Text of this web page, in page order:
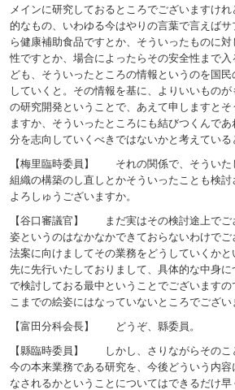
メインに研究しておるところでございますけ
的なもの、いわゆる今はやりの言葉で言えば
ら健康補助食品ですとか、そういったものに
性ですとか、場合によったらその安全性まで
ども、そういったところの情報というのを国
していくと。その情報を基に、よりいいもの
の研究開発ということで、あえて申しますと
ますか、そういったところにも結びつくんで
分を志向していくべきではないかと考えている
【梅里臨時委員】 それの関係で、そういた
組織の構築のし直しとかそういったことも検
よろしゅうございますか。
【谷口審議官】 まだ実はその検討途上でご
姿というのはなかなかできておらないわけで
法案に向けましてその業務をどうしていくか
先に先行いたしておりまして、具体的な中身
で検討しておる最中ということでございます
こまでの絵姿にはなっていないところでござい
【富田分科会長】 どうぞ、縣委員。
【縣臨時委員】 しかし、さりながらそのこ
今の本来業務である研究を、今後どういう内
なされるかということについてはできるだけ早